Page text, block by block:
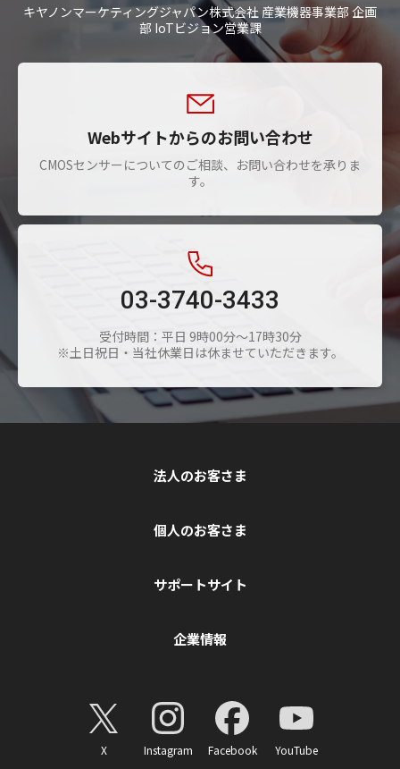
キヤノンマーケティングジャパン株式会社 産業機器事業部 企画
部 IoTビジョン営業課
Webサイトからのお問い合わせ
CMOSセンサーについてのご相談、お問い合わせを承りま
す。
03-3740-3433
受付時間：平日 9時00分～17時30分
※土日祝日・当社休業日は休ませていただきます。
法人のお客さま
個人のお客さま
サポートサイト
企業情報
X Instagram Facebook YouTube